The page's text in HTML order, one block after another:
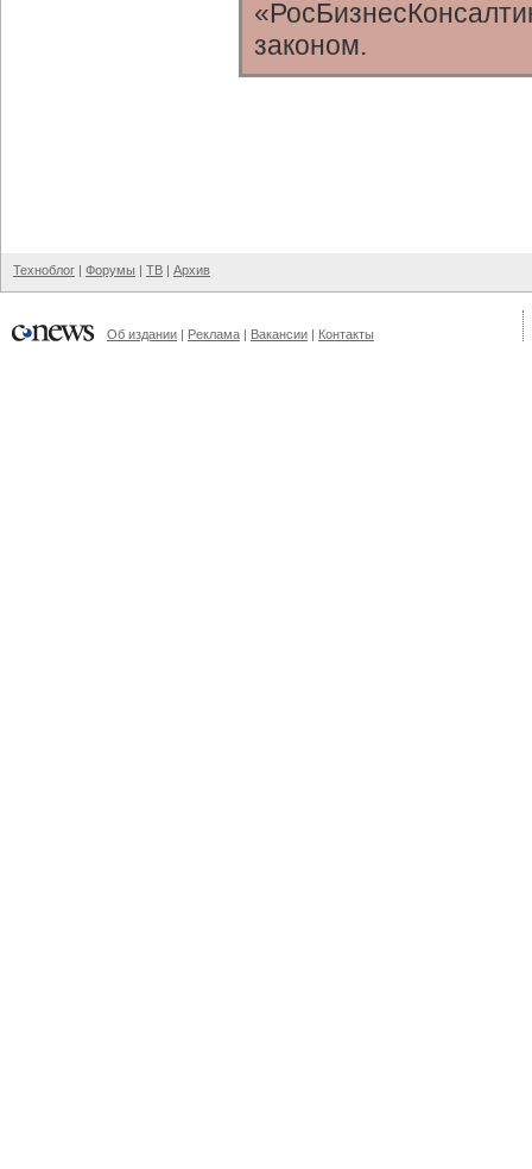
законом.
Техноблог | Форумы | ТВ | Архив
Об издании | Реклама | Вакансии | Контакты